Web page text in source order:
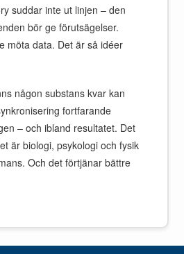
suddar inte ut linjen – den
bör ge förutsägelser.
möta data. Det är så idéer
någon substans kvar kan
fortfarande
– och ibland resultatet. Det
är biologi, psykologi och fysik
Och det förtjänar bättre